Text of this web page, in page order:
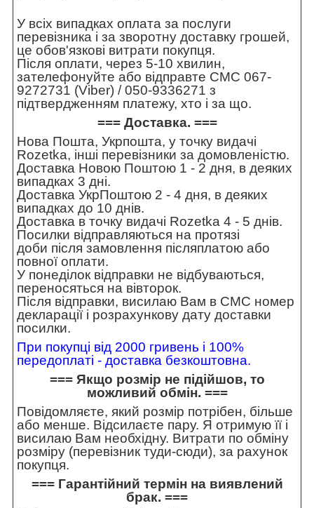
У всіх випадках оплата за послуги
перевізника і за зворотну доставку грошей,
це обов'язкові витрати покупця.
Після оплати, через 5-10 хвилин,
зателефонуйте або відправте СМС 067-
9272731 (Viber) / 050-9336271 з
підтвердженням платежу, хто і за що.
=== Доставка. ===
Нова Пошта, Укрпошта, у точку видачі
Rozetka, інші перевізники за домовленістю.
Доставка Новою Поштою 1 - 2 дня, в деяких
випадках 3 дні.
Доставка УкрПоштою 2 - 4 дня, в деяких
випадках до 10 днів.
Доставка в точку видачі Rozetka 4 - 5 днів.
Посилки відправляються на протязі
доби після замовлення післяплатою або
повної оплати.
У понеділок відправки не відбуваються,
переносяться на вівторок.
Після відправки, висилаю Вам в СМС номер
декларації і розрахункову дату доставки
посилки.
При покупці від 2000 гривень і 100%
передоплаті - доставка безкоштовна.
=== Якщо розмір не підійшов, то
можливий обмін. ===
Повідомляєте, який розмір потрібен, більше
або менше. Відсилаєте пару. Я отримую її і
висилаю Вам необхідну. Витрати по обміну
розміру (перевізник туди-сюди), за рахунок
покупця.
=== Гарантійний термін на виявлений
брак. ===